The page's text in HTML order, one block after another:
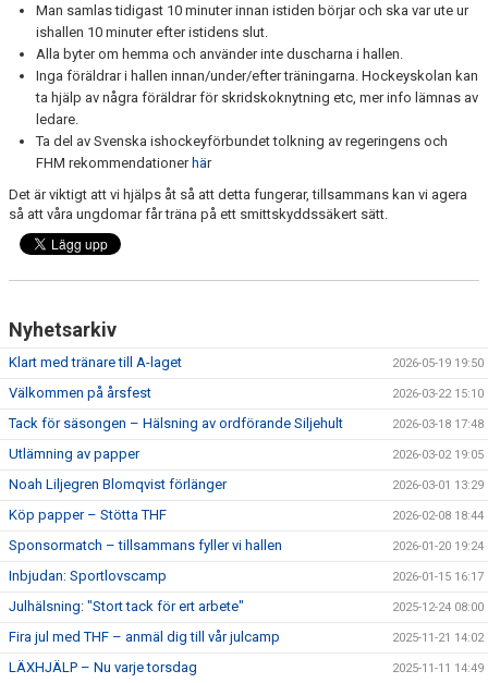
FÖRSÄKRING
Man samlas tidigast 10 minuter innan istiden börjar och ska var ute ur
ishallen 10 minuter efter istidens slut.
Alla byter om hemma och använder inte duscharna i hallen.
Inga föräldrar i hallen innan/under/efter träningarna. Hockeyskolan kan
ta hjälp av några föräldrar för skridskoknytning etc, mer info lämnas av
ledare.
Ta del av Svenska ishockeyförbundet tolkning av regeringens och
FHM rekommendationer här
Det är viktigt att vi hjälps åt så att detta fungerar, tillsammans kan vi agera
så att våra ungdomar får träna på ett smittskyddssäkert sätt.
Nyhetsarkiv
Klart med tränare till A-laget 2026-05-19 19:50
Välkommen på årsfest 2026-03-22 15:10
Tack för säsongen – Hälsning av ordförande Siljehult 2026-03-18 17:48
Utlämning av papper 2026-03-02 19:05
Noah Liljegren Blomqvist förlänger 2026-03-01 13:29
Köp papper – Stötta THF 2026-02-08 18:44
Sponsormatch – tillsammans fyller vi hallen 2026-01-20 19:24
Inbjudan: Sportlovscamp 2026-01-15 16:17
Julhälsning: "Stort tack för ert arbete" 2025-12-24 08:00
Fira jul med THF – anmäl dig till vår julcamp 2025-11-21 14:02
LÄXHJÄLP – Nu varje torsdag 2025-11-11 14:49